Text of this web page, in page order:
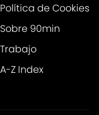
Política de Cookies
Sobre 90min
Trabajo
A-Z Index